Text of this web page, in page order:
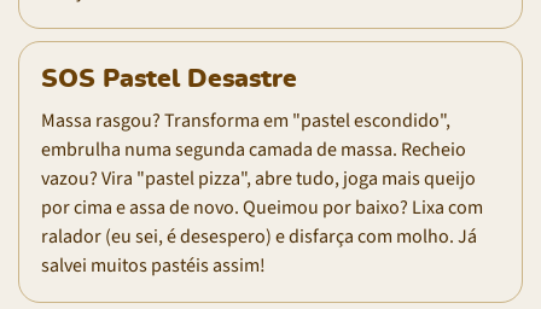
SOS Pastel Desastre
Massa rasgou? Transforma em "pastel escondido",
embrulha numa segunda camada de massa. Recheio
vazou? Vira "pastel pizza", abre tudo, joga mais queijo
por cima e assa de novo. Queimou por baixo? Lixa com
ralador (eu sei, é desespero) e disfarça com molho. Já
salvei muitos pastéis assim!